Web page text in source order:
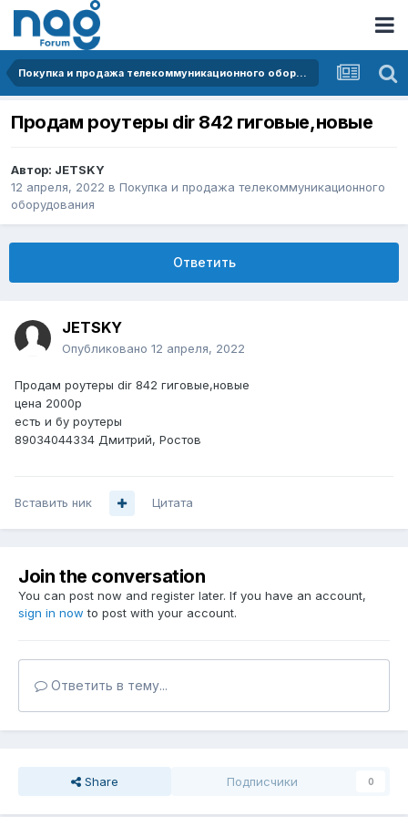
Покупка и продажа телекоммуникационного оборудования
Продам роутеры dir 842 гиговые,новые
Автор: JETSKY
12 апреля, 2022 в Покупка и продажа телекоммуникационного
оборудования
Ответить
JETSKY
Опубликовано 12 апреля, 2022
Продам роутеры dir 842 гиговые,новые
цена 2000р
есть и бу роутеры
89034044334 Дмитрий, Ростов
Вставить ник Цитата
Join the conversation
You can post now and register later. If you have an account,
sign in now to post with your account.
Ответить в тему...
Share Подписчики 0